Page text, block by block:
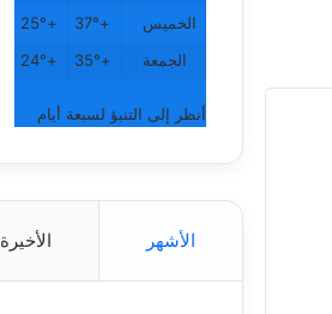
الخميس
+
37°
+
25°
الجمعة
+
35°
+
24°
أنظر إلى التنبؤ لسبعة أيام
الأشهر الأخيرة